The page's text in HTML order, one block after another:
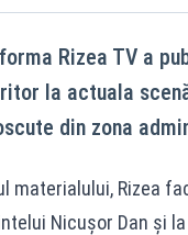
Rizea TV a
la actuala
din zona
materialului, Rizea
Nicușor Dan și